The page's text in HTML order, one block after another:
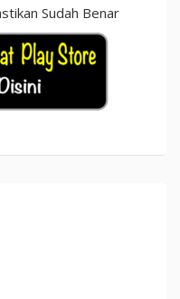
Sudah Benar